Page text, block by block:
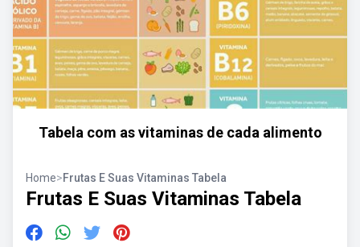
Tabela com as vitaminas de cada alimento
Home>Frutas E Suas Vitaminas Tabela
Frutas E Suas Vitaminas Tabela